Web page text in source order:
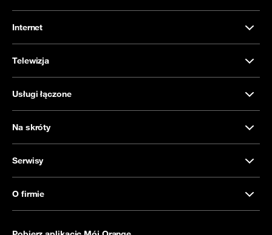
Internet
Telewizja
Usługi łączone
Na skróty
Serwisy
O firmie